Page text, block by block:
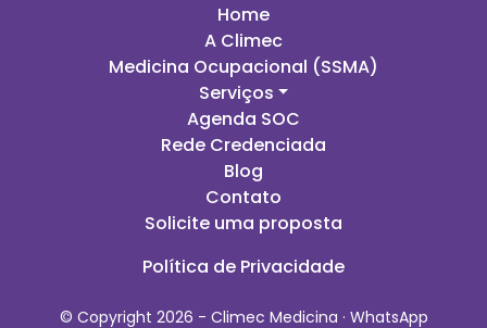
Home
A Climec
Medicina Ocupacional (SSMA)
Serviços
Agenda SOC
Rede Credenciada
Blog
Contato
Solicite uma proposta
Política de Privacidade
© Copyright 2026 - Climec Medicina · WhatsApp